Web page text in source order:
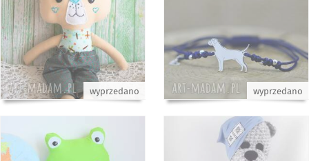
wyprzedano wyprzedano